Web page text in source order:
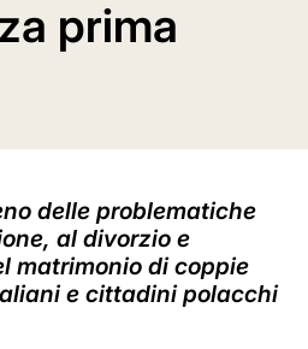
prima
delle problematiche
al divorzio e
matrimonio di coppie
e cittadini polacchi